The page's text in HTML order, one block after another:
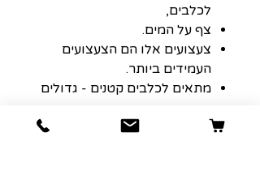
לכלבים,
צף על המים.
צעצועים אלו הם הצעצועים
העמידים ביותר.
מתאים לכלבים קטנים - גדולים